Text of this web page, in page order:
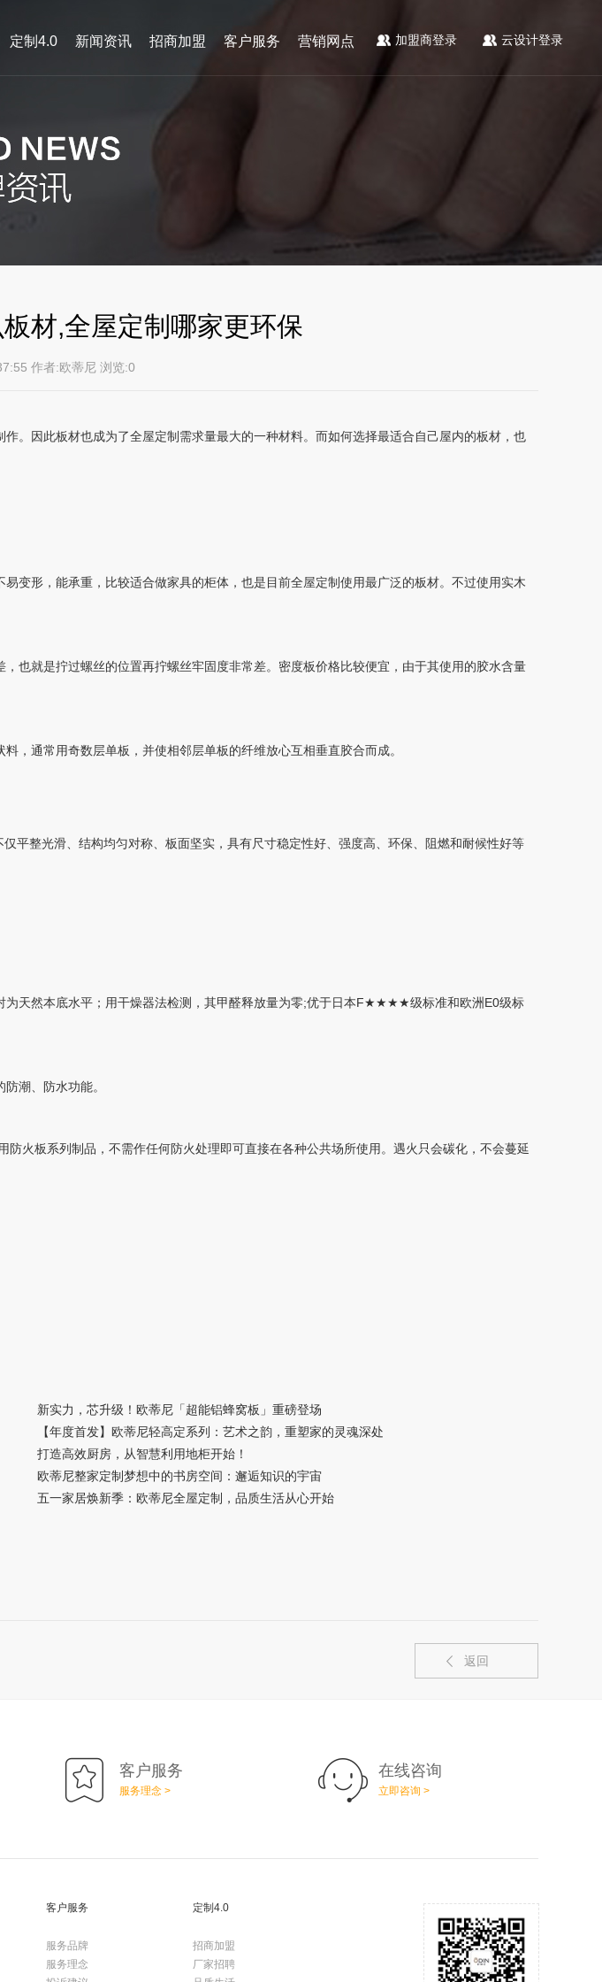
定制4.0 新闻资讯 招商加盟 客户服务 营销网点 加盟商登录 云设计登录
材,全屋定制哪家更环保
作者:欧蒂尼 浏览:0
。因此板材也成为了全屋定制需求量最大的一种材料。而如何选择最适合自己屋内的板材，也
变形，能承重，比较适合做家具的柜体，也是目前全屋定制使用最广泛的板材。不过使用实木
也就是拧过螺丝的位置再拧螺丝牢固度非常差。密度板价格比较便宜，由于其使用的胶水含量
，通常用奇数层单板，并使相邻层单板的纤维放心互相垂直胶合而成。
平整光滑、结构均匀对称、板面坚实，具有尺寸稳定性好、强度高、环保、阻燃和耐候性好等
为天然本底水平；用干燥器法检测，其甲醛释放量为零;优于日本F★★★★级标准和欧洲E0级标
潮、防水功能。
火板系列制品，不需作任何防火处理即可直接在各种公共场所使用。遇火只会碳化，不会蔓延
新实力，芯升级！欧蒂尼「超能铝蜂窝板」重磅登场
【年度首发】欧蒂尼轻高定系列：艺术之韵，重塑家的灵魂深处
​打造高效厨房，从智慧利用地柜开始！
欧蒂尼整家定制​梦想中的书房空间：邂逅知识的宇宙
五一家居焕新季：欧蒂尼全屋定制，品质生活从心开始
返回
客户服务
服务理念 >
在线咨询
立即咨询 >
客户服务
服务品牌
服务理念
定制4.0
招商加盟
厂家招聘